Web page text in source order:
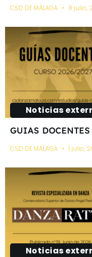
CSD DE MÁLAGA 8 julio,
Noticias
GUIAS
CSD DE MÁLAGA 1 julio,
Noticias